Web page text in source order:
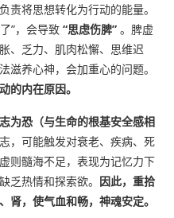
责将思想转化为行动的能量。
”，会导致 “思虑伤脾”。脾虚
、乏力、肌肉松懈、思维迟
滋养心神，会加重心的问题。
的内在原因。
为恐（与生命的根基安全感相
，可能触发对衰老、疾病、死
则髓海不足，表现为记忆力下
乏热情和探索欲。 因此，重拾
肾，使气血和畅，神魂安定。